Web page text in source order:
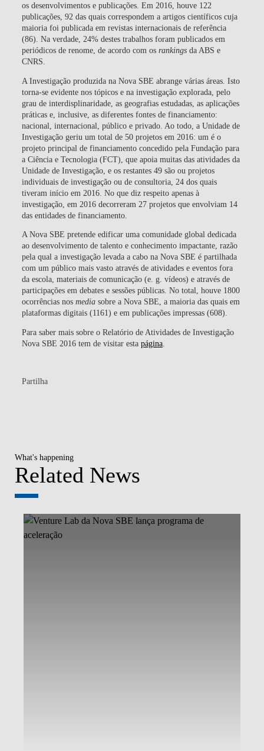
os desenvolvimentos e publicações. Em 2016, houve 122
publicações, 92 das quais correspondem a artigos científicos cuja
maioria foi publicada em revistas internacionais de referência
(86). Na verdade, 24% destes trabalhos foram publicados em
periódicos de renome, de acordo com osrankingsda ABS e
CNRS.
A Investigação produzida na Nova SBE abrange várias áreas. Isto
torna-se evidente nos tópicos e na investigação explorada, pelo
grau de interdisplinaridade, as geografias estudadas, as aplicações
práticas e, inclusive, as diferentes fontes de financiamento:
nacional, internacional, público e privado. Ao todo, a Unidade de
Investigação geriu um total de 50 projetos em 2016: um é o
projeto principal de financiamento concedido pela Fundação para
a Ciência e Tecnologia (FCT), que apoia muitas das atividades da
Unidade de Investigação, e os restantes 49 são ou projetos
individuais de investigação ou de consultoria, 24 dos quais
tiveram início em 2016. No que diz respeito apenas à
investigação, em 2016 decorreram 27 projetos que envolviam 14
das entidades de financiamento.
A Nova SBE pretende edificar uma comunidade global dedicada
ao desenvolvimento de talento e conhecimento impactante, razão
pela qual a investigação levada a cabo na Nova SBE é partilhada
com um público mais vasto através de atividades e eventos fora
da escola, materiais de comunicação (e. g. vídeos) e através de
participações em debates e sessões públicas. No total, houve 1800
ocorrências nos mediasobre a Nova SBE, a maioria das quais em
plataformas digitais (1161) e em publicações impressas (608).
Para saber mais sobre o Relatório de Atividades de Investigação
Nova SBE 2016 tem de visitar esta página.
Partilha
What's happening
Related News